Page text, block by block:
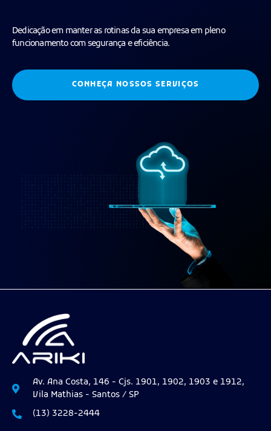
Dedicação em manter as rotinas da sua empresa em pleno
funcionamento com segurança e eficiência.
CONHEÇA NOSSOS SERVIÇOS
Av. Ana Costa, 146 - Cjs. 1901, 1902, 1903 e 1912,
Vila Mathias - Santos / SP
(13) 3228-2444